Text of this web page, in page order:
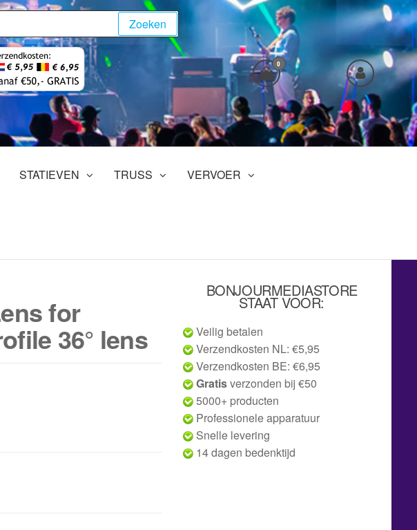
Zoeken
0
STATIEVEN TRUSS VERVOER
for
36° lens
BONJOURMEDIASTORE
STAAT VOOR:
Veilig betalen
Verzendkosten NL: €5,95
Verzendkosten BE: €6,95
Gratisverzonden bij €50
5000+ producten
Professionele apparatuur
Snelle levering
14 dagen bedenktijd